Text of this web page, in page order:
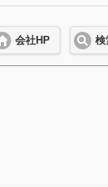
会社HP 検